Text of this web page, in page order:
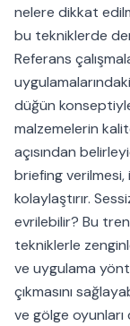
nelere dikkat
bu tekniklerde
Referans
düğün
malzemelerin
açısından
briefing
kolaylaştırır.
evrilebilir? Bu
tekniklerle
ve uygulama
çıkmasını
ve gölge